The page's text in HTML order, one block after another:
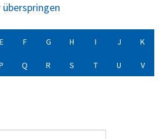
E F G H I J K
Q R S T U V